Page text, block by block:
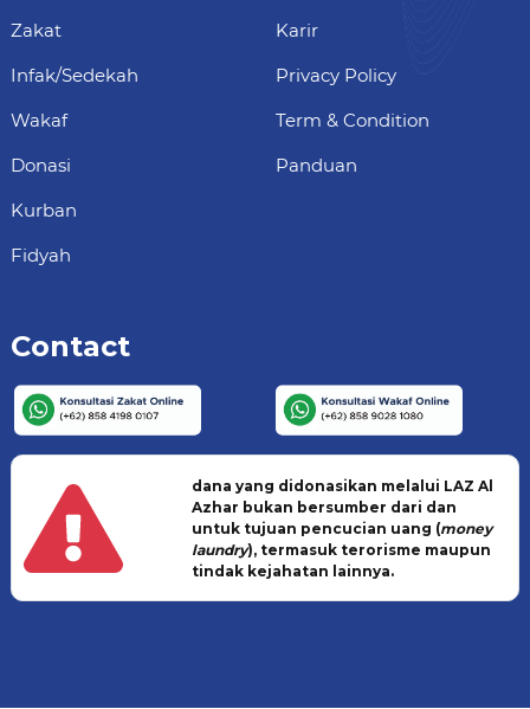
Zakat
Infak/Sedekah
Wakaf
Donasi
Kurban
Fidyah
Karir
Privacy Policy
Term & Condition
Panduan
Contact
dana yang didonasikan melalui LAZ Al
Azhar bukan bersumber dari dan
untuk tujuan pencucian uang (money
laundry), termasuk terorisme maupun
tindak kejahatan lainnya.